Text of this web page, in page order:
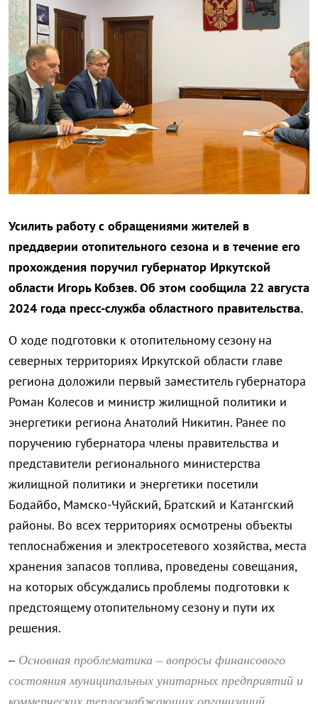
Усилить работу с обращениями жителей в
преддверии отопительного сезона и в течение его
прохождения поручил губернатор Иркутской
области Игорь Кобзев. Об этом сообщила 22 августа
2024 года пресс-служба областного правительства.
О ходе подготовки к отопительному сезону на
северных территориях Иркутской области главе
региона доложили первый заместитель губернатора
Роман Колесов и министр жилищной политики и
энергетики региона Анатолий Никитин. Ранее по
поручению губернатора члены правительства и
представители регионального министерства
жилищной политики и энергетики посетили
Бодайбо, Мамско-Чуйский, Братский и Катангский
районы. Во всех территориях осмотрены объекты
теплоснабжения и электросетевого хозяйства, места
хранения запасов топлива, проведены совещания,
на которых обсуждались проблемы подготовки к
предстоящему отопительному сезону и пути их
решения.
– Основная проблематика – вопросы финансового
состояния муниципальных унитарных предприятий и